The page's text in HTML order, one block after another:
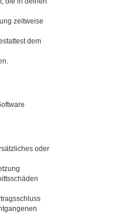
zeitweise
dem
oder